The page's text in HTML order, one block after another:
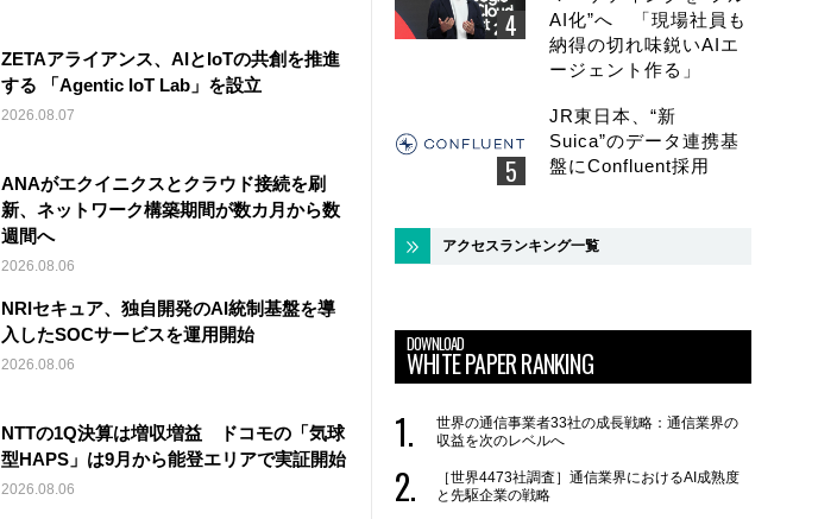
ZETAアライアンス、AIとIoTの共創を推進
する 「Agentic IoT Lab」を設立
2026.08.07
ANAがエクイニクスとクラウド接続を刷
新、ネットワーク構築期間が数カ月から数
週間へ
2026.08.06
NRIセキュア、独自開発のAI統制基盤を導
入したSOCサービスを運用開始
2026.08.06
NTTの1Q決算は増収増益 ドコモの「気球
型HAPS」は9月から能登エリアで実証開始
2026.08.06
AI化”へ 「現場社員も
納得の切れ味鋭いAIエ
ージェント作る」
JR東日本、“新
Suica”のデータ連携基
盤にConfluent採用
アクセスランキング一覧
DOWNLOAD
WHITE PAPER RANKING
世界の通信事業者33社の成長戦略：通信業界の
収益を次のレベルへ
［世界4473社調査］通信業界におけるAI成熟度
と先駆企業の戦略